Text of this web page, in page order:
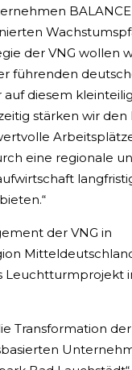
der VNG wollen
führenden
diesem
stärken wir den
eine regionale
der VNG in
Leuchtturmprojekt
Transformation der